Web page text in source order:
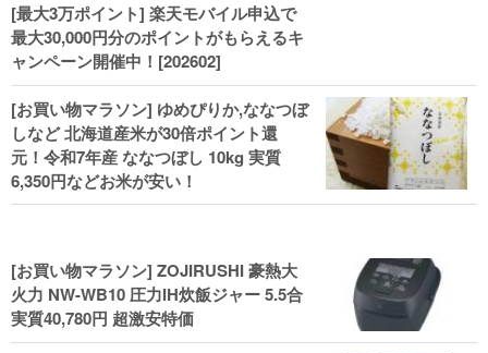
[最大3万ポイント] 楽天モバイル申込で
最大30,000円分のポイントがもらえるキ
ャンペーン開催中！[202602]
[お買い物マラソン] ゆめぴりか,ななつぼ
しなど 北海道産米が30倍ポイント還
元！令和7年産 ななつぼし 10kg 実質
6,350円などお米が安い！
[お買い物マラソン] ZOJIRUSHI 豪熱大
火力 NW-WB10 圧力IH炊飯ジャー 5.5合
実質40,780円 超激安特価